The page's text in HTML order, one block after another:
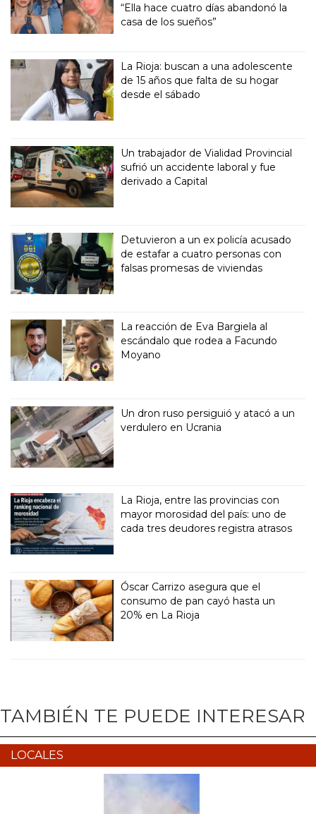
“Ella hace cuatro días abandonó la
casa de los sueños”
La Rioja: buscan a una adolescente
de 15 años que falta de su hogar
desde el sábado
Un trabajador de Vialidad Provincial
sufrió un accidente laboral y fue
derivado a Capital
Detuvieron a un ex policía acusado
de estafar a cuatro personas con
falsas promesas de viviendas
La reacción de Eva Bargiela al
escándalo que rodea a Facundo
Moyano
Un dron ruso persiguió y atacó a un
verdulero en Ucrania
La Rioja, entre las provincias con
mayor morosidad del país: uno de
cada tres deudores registra atrasos
Óscar Carrizo asegura que el
consumo de pan cayó hasta un
20% en La Rioja
TAMBIÉN TE PUEDE INTERESAR
LOCALES